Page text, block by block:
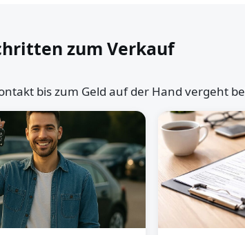
zum Verkauf
bis zum Geld auf der Hand vergeht